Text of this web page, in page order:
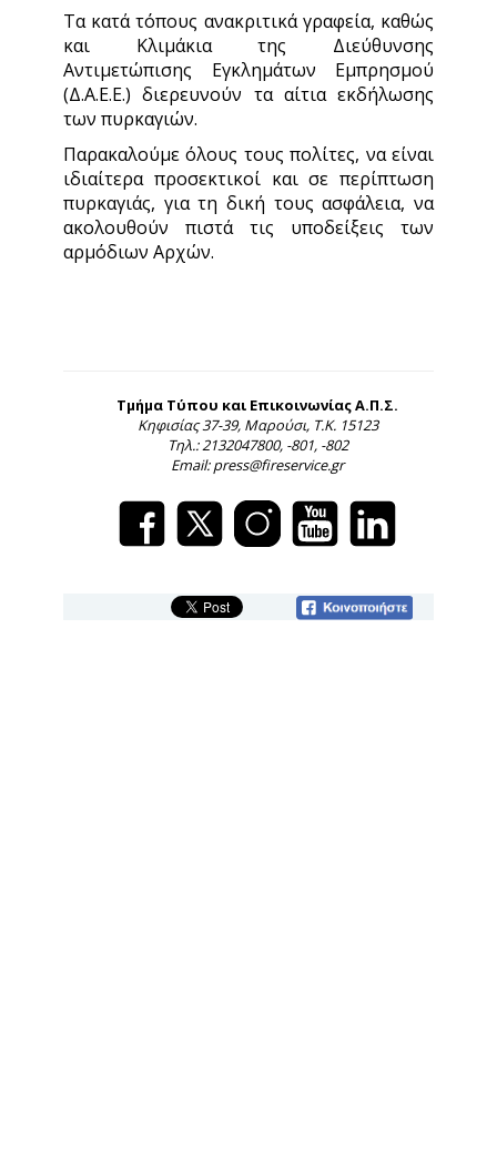
Τα κατά τόπους ανακριτικά γραφεία, καθώς
και Κλιμάκια της Διεύθυνσης
Αντιμετώπισης Εγκλημάτων Εμπρησμού
(Δ.Α.Ε.Ε.) διερευνούν τα αίτια εκδήλωσης
των πυρκαγιών.
Παρακαλούμε όλους τους πολίτες, να είναι
ιδιαίτερα προσεκτικοί και σε περίπτωση
πυρκαγιάς, για τη δική τους ασφάλεια, να
ακολουθούν πιστά τις υποδείξεις των
αρμόδιων Αρχών.
Τμήμα Τύπου και Επικοινωνίας Α.Π.Σ.
Κηφισίας 37-39, Μαρούσι, Τ.Κ. 15123
Τηλ.: 2132047800, -801, -802
Email: press@fireservice.gr